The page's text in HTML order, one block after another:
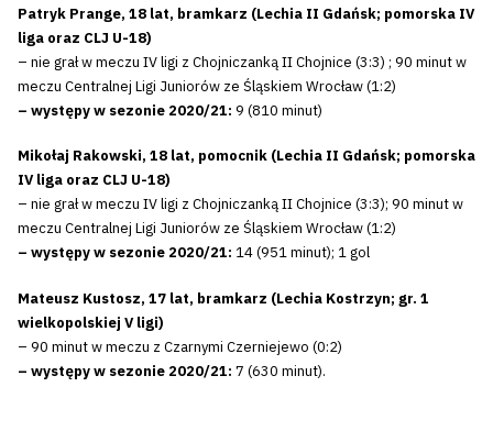
Patryk Prange, 18 lat, bramkarz (Lechia II Gdańsk; pomorska IV
liga oraz CLJ U-18)
– nie grał w meczu IV ligi z Chojniczanką II Chojnice (3:3) ; 90 minut w
meczu Centralnej Ligi Juniorów ze Śląskiem Wrocław (1:2)
– występy w sezonie 2020/21: 9 (810 minut)
Mikołaj Rakowski, 18 lat, pomocnik (Lechia II Gdańsk; pomorska
IV liga oraz CLJ U-18)
– nie grał w meczu IV ligi z Chojniczanką II Chojnice (3:3); 90 minut w
meczu Centralnej Ligi Juniorów ze Śląskiem Wrocław (1:2)
– występy w sezonie 2020/21: 14 (951 minut); 1 gol
Mateusz Kustosz, 17 lat, bramkarz (Lechia Kostrzyn; gr. 1
wielkopolskiej V ligi)
– 90 minut w meczu z Czarnymi Czerniejewo (0:2)
– występy w sezonie 2020/21: 7 (630 minut).